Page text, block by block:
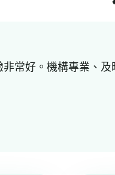
常好。機構專業、